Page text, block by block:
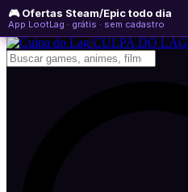
🎮 Ofertas Steam/Epic todo dia
App LootLag · grátis · sem cadastro
quarta-feira, 05 de agosto de 2026
Newsletter
CULPA DO LAG